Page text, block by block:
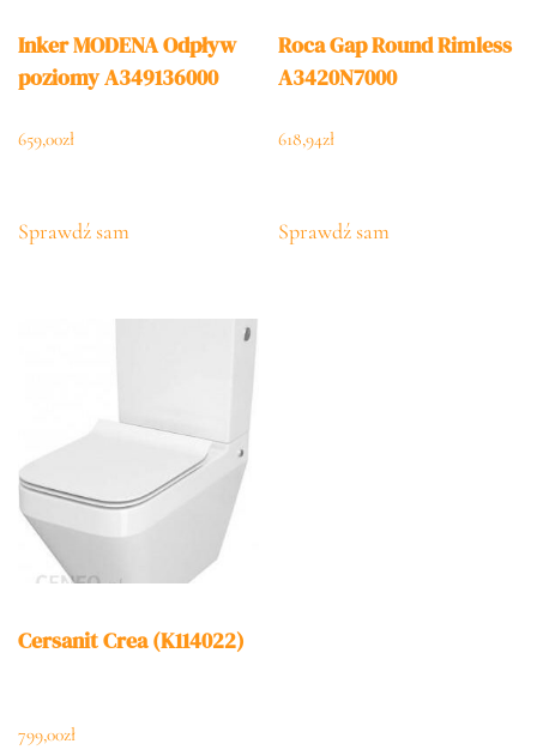
Inker MODENA Odpływ
poziomy A349136000
659,00zł
Sprawdź sam
Roca Gap Round Rimless
A3420N7000
618,94zł
Sprawdź sam
Cersanit Crea (K114022)
799,00zł